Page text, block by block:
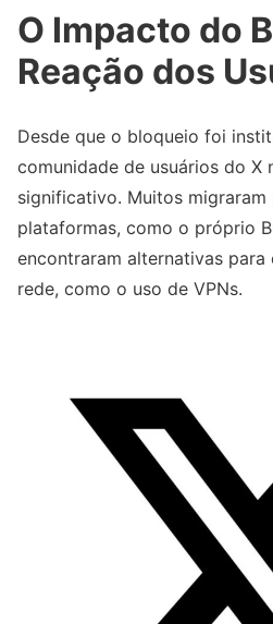
O Impacto do
Reação dos
Desde que o bloqueio foi
comunidade de usuários do X
significativo. Muitos migraram
plataformas, como o próprio
encontraram alternativas para
rede, como o uso de VPNs.